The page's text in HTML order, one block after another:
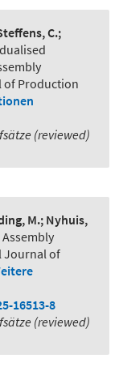
C.;
of Production
(reviewed)
M.; Nyhuis,
Journal of
16513-8
(reviewed)